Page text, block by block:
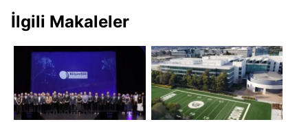
İlgili Makaleler